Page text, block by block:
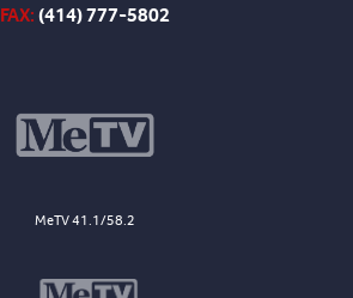
FAX:(414) 777-5802
MeTV 41.1/58.2